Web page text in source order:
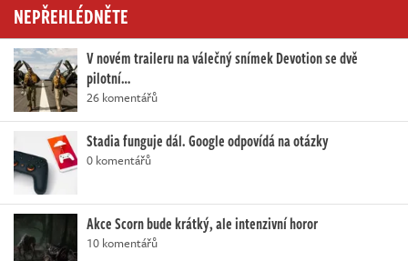
NEPŘEHLÉDNĚTE
V novém traileru na válečný snímek Devotion se dvě
pilotní…
26 komentářů
Stadia funguje dál. Google odpovídá na otázky
0 komentářů
Akce Scorn bude krátký, ale intenzivní horor
10 komentářů